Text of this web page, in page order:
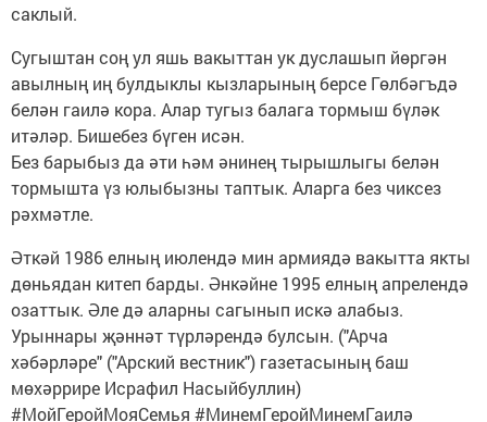
саклый.
Сугыштан соң ул яшь вакыттан ук дуслашып йөргән
авылның иң булдыклы кызларының берсе Гөлбәгъдә
белән гаилә кора. Алар тугыз балага тормыш бүләк
итәләр. Бишебез бүген исән.
Без барыбыз да әти һәм әнинең тырышлыгы белән
тормышта үз юлыбызны таптык. Аларга без чиксез
рәхмәтле.
Әткәй 1986 елның июлендә мин армиядә вакытта якты
дөньядан китеп барды. Әнкәйне 1995 елның апрелендә
озаттык. Әле дә аларны сагынып искә алабыз.
Урыннары җәннәт түрләрендә булсын. ("Арча
хәбәрләре" ("Арский вестник") газетасының баш
мөхәррире Исрафил Насыйбуллин)
#МойГеройМояСемья #МинемГеройМинемГаилә